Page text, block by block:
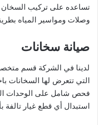
تساعده على تركيب السخان
وصلات ومواسير المياه
صيانة سخانات
لدينا في الشركة قسم
التي تتعرض لها السخانات
فحص شامل على الوحدات
استبدال أي قطع غيار